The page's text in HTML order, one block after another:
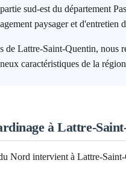
sud-est du département
paysager et d'entretien
de Lattre-Saint-Quentin, nous
caractéristiques de la
àLattre-
Nord intervient à Lattre-